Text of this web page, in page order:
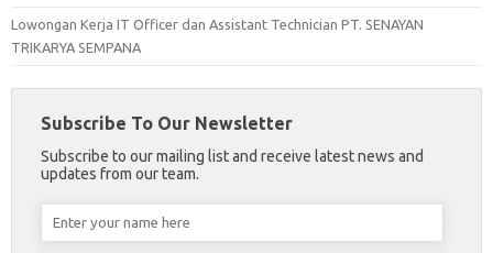
Lowongan Kerja IT Officer dan Assistant Technician PT. SENAYAN
TRIKARYA SEMPANA
Subscribe To Our Newsletter
Subscribe to our mailing list and receive latest news and
updates from our team.